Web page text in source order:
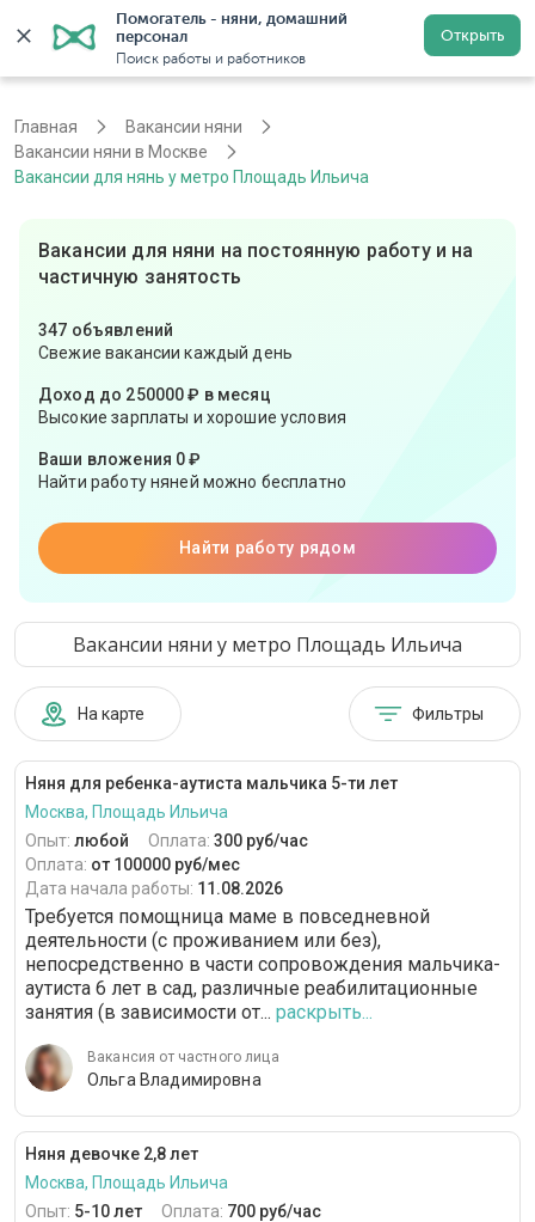
Помогатель - няни, домашний
персонал
Поиск работы и работников
Открыть
Регистрация
Главная
Вакансии няни
Вакансии няни в Москве
Вакансии для нянь у метро Площадь Ильича
Вакансии для няни на постоянную работу и на
частичную занятость
347 объявлений
Свежие вакансии каждый день
Доход до 250000 ₽ в месяц
Высокие зарплаты и хорошие условия
Ваши вложения 0 ₽
Найти работу няней можно бесплатно
Найти работу рядом
Вакансии няни у метро Площадь Ильича
На карте Фильтры
Няня для ребенка-аутиста мальчика 5-ти лет
Москва, Площадь Ильича
Опыт: любой Оплата: 300 руб/час
Оплата: от 100000 руб/мес
Дата начала работы: 11.08.2026
Требуется помощница маме в повседневной
деятельности (с проживанием или без),
непосредственно в части сопровождения мальчика-
аутиста 6 лет в сад, различные реабилитационные
занятия (в зависимости от... раскрыть...
Вакансия от частного лица
Ольга Владимировна
Няня девочке 2,8 лет
Москва, Площадь Ильича
Опыт: 5-10 лет Оплата: 700 руб/час